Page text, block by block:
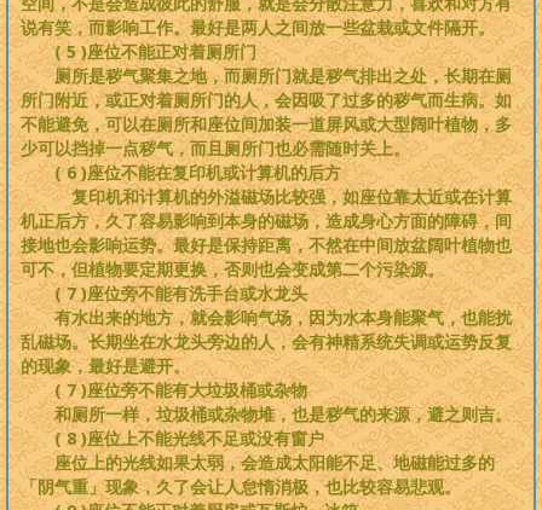
说有笑，而影响工作。最好是两人之间放一些盆栽或文件隔开。
( 5 )座位不能正对着厕所门
厕所是秽气聚集之地，而厕所门就是秽气排出之处，长期在厕
所门附近，或正对着厕所门的人，会因吸了过多的秽气而生病。如
不能避免，可以在厕所和座位间加装一道屏风或大型阔叶植物，多
少可以挡掉一点秽气，而且厕所门也必需随时关上。
( 6 )座位不能在复印机或计算机的后方
复印机和计算机的外溢磁场比较强，如座位靠太近或在计算
机正后方，久了容易影响到本身的磁场，造成身心方面的障碍，间
接地也会影响运势。最好是保持距离，不然在中间放盆阔叶植物也
可不，但植物要定期更换，否则也会变成第二个污染源。
( 7 )座位旁不能有洗手台或水龙头
有水出来的地方，就会影响气场，因为水本身能聚气，也能扰
乱磁场。长期坐在水龙头旁边的人，会有神精系统失调或运势反复
的现象，最好是避开。
( 7 )座位旁不能有大垃圾桶或杂物
和厕所一样，垃圾桶或杂物堆，也是秽气的来源，避之则吉。
( 8 )座位上不能光线不足或没有窗户
座位上的光线如果太弱，会造成太阳能不足、地磁能过多的
「阴气重」现象，久了会让人怠惰消极，也比较容易悲观。